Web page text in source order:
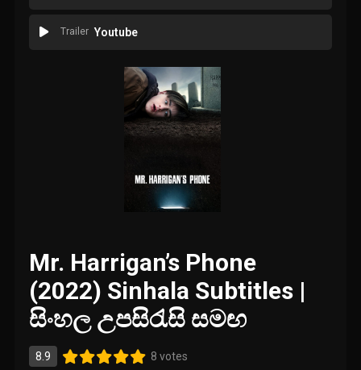
Trailer Youtube
Mr. Harrigan’s Phone
(2022) Sinhala Subtitles |
සිංහල උපසිරැසි සමඟ
8.9 8 votes